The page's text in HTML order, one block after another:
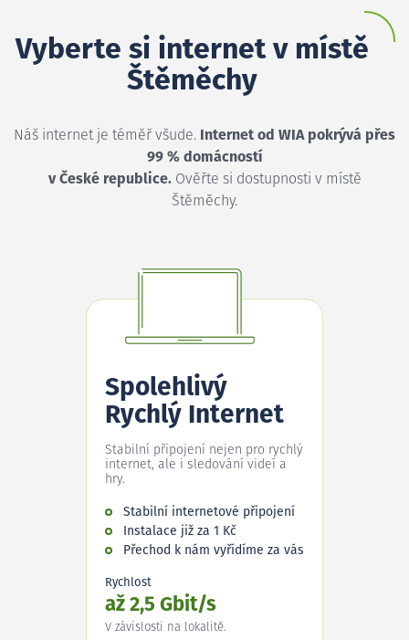
Vyberte si internet v místě
Štěměchy
Náš internet je téměř všude. Internet od WIA pokrývá přes
99 % domácností
v České republice.Ověřte si dostupnosti v místě
Štěměchy.
Spolehlivý
Rychlý Internet
Stabilní připojení nejen pro rychlý
internet, ale i sledování videí a
hry.
Stabilní internetové připojení
Instalace již za 1 Kč
Přechod k nám vyřídíme za vás
Rychlost
až 2,5 Gbit/s
V závislosti na lokalitě.